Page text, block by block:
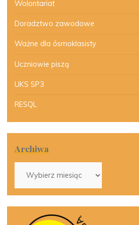
Wolontariat
Doradztwo zawodowe
Ważne dla ósmoklasisty
Uczniowie piszą
UKS SP3
RESQL
Archiwa